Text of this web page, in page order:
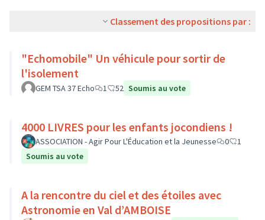
Classement des propositions par :
"Echomobile" Un véhicule pour sortir de
l'isolement
GEM TSA 37 Echo 1 52 Soumis au vote
4000 LIVRES pour les enfants jocondiens !
ASSOCIATION - Agir Pour L'Éducation et la Jeunesse 0
1
Soumis au vote
A la rencontre du ciel et des étoiles avec
Astronomie en Val d’AMBOISE